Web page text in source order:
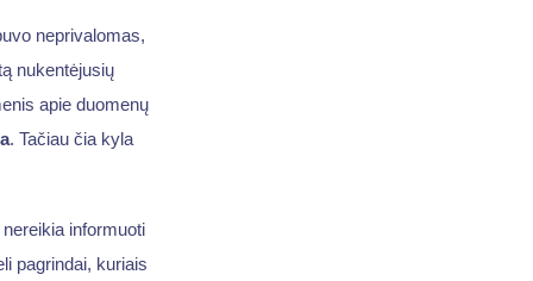
neprivalomas,
nukentėjusių
apie duomenų
. Tačiau čia kyla
informuoti
pagrindai, kuriais